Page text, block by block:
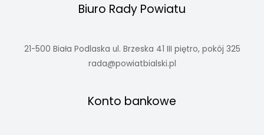
Biuro Rady Powiatu
21-500 Biała Podlaska ul. Brzeska 41 III piętro, pokój 325
rada@powiatbialski.pl
Konto bankowe